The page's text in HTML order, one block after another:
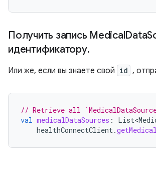
Получить запись MedicalData
идентификатору.
Или же, если вы знаете свой id ,
// Retrieve all
val medicalDataSources :
healthConnectClient.